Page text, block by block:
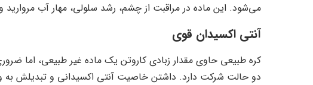
می‌شود. این ماده در مراقبت از چشم، رشد سلولی، مهار آب
آنتی اکسیدان قوی
کره طبیعی حاوی مقدار زبادی کاروتن یک ماده غیر طبیعی، اما
دو حالت شرکت دارد. داشتن خاصیت آنتی اکسیدانی و تبدیلش به